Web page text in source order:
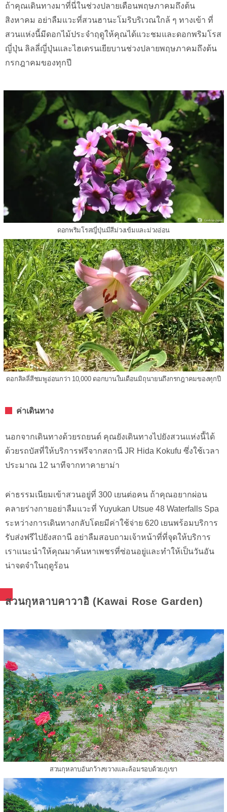
ถ้าคุณเดินทางมาที่นี่ในช่วงปลายเดือนพฤษภาคมถึงต้น
สิงหาคม อย่าลืมแวะที่สวนฮานะโมริบริเวณใกล้ ๆ ทางเข้า ที่
สวนแห่งนี้มีดอกไม้ประจำฤดูให้คุณได้แวะชมและดอกพริมโรส
ญี่ปุ่น ลิลลี่ญี่ปุ่นและไฮเดรนเยียบานช่วงปลายพฤษภาคมถึงต้น
กรกฎาคมของทุกปี
ดอกพริมโรสญี่ปุ่นมีสีม่วงเข้มและม่วงอ่อน
ดอกลิลลี่สีชมพูอ่อนกว่า 10,000 ดอกบานในเดือนมิถุนายนถึงกรกฎาคมของทุกปี
ค่าเดินทาง
นอกจากเดินทางด้วยรถยนต์ คุณยังเดินทางไปยังสวนแห่งนี้ได้
ด้วยรถบัสที่ให้บริการฟรีจากสถานี JR Hida Kokufu ซึ่งใช้เวลา
ประมาณ 12 นาทีจากทาคายาม่า
ค่าธรรมเนียมเข้าสวนอยู่ที่ 300 เยนต่อคน ถ้าคุณอยากผ่อน
คลายร่างกายอย่าลืมแวะที่ Yuyukan Utsue 48 Waterfalls Spa
ระหว่างการเดินทางกลับโดยมีค่าใช้จ่าย 620 เยนพร้อมบริการ
รับส่งฟรีไปยังสถานี อย่าลืมสอบถามเจ้าหน้าที่ที่จุดให้บริการ
เราแนะนำให้คุณมาค้นหาเพชรที่ซ่อนอยู่และทำให้เป็นวันอัน
น่าจดจำในฤดูร้อน
สวนกุหลาบคาวาอิ (Kawai Rose Garden)
สวนกุหลาบอันกว้างขวางและล้อมรอบด้วยภูเขา